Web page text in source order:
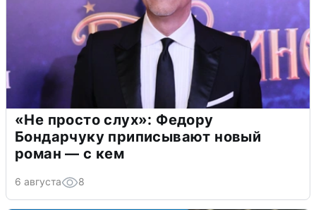
«Не просто слух»: Федору
Бондарчуку приписывают новый
роман — с кем
6 августа 8